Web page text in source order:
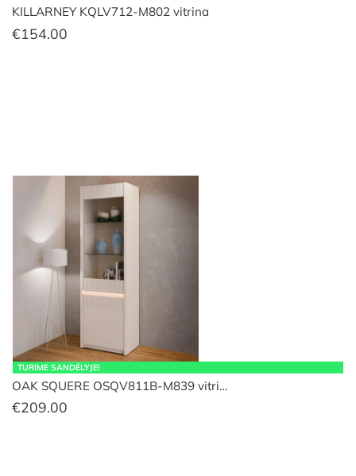
KILLARNEY KQLV712-M802 vitrina
€154.00
TURIME SANDĖLYJE!
OAK SQUERE OSQV811B-M839 vitri…
€209.00